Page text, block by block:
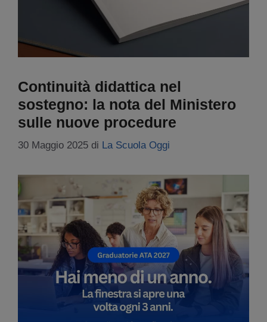
Continuità didattica nel
sostegno: la nota del Ministero
sulle nuove procedure
30 Maggio 2025 di La Scuola Oggi